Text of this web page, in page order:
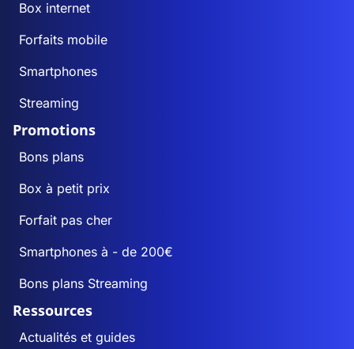
Box internet
Forfaits mobile
Smartphones
Streaming
Promotions
Bons plans
Box à petit prix
Forfait pas cher
Smartphones à - de 200€
Bons plans Streaming
Ressources
Actualités et guides